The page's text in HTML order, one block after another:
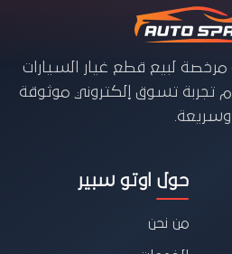
لبيع قطع غيار السيارات
تجربة تسوق إلكتروني موثوقة
وسريعة.
حول اوتو سبير
من نحن